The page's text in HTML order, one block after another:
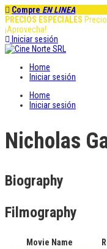
Compre EN LINEA
PRECIOS ESPECIALES
¡Aprovecha!
Iniciar sesión
Home
Iniciar sesión
Home
Iniciar sesión
Nicholas
Biography
Filmography
Movie Name